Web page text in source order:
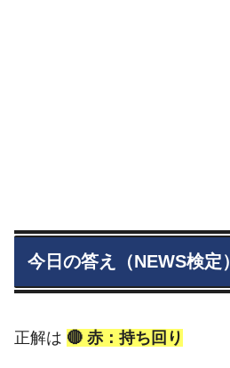
今日の答え（NEWS検定）
正解は 🔴 赤：持ち回り